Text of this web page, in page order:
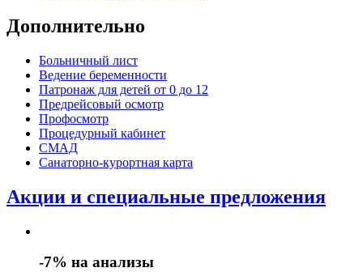
Дополнительно
Больничный лист
Ведение беременности
Патронаж для детей от 0 до 12
Предрейсовый осмотр
Профосмотр
Процедурный кабинет
СМАД
Санаторно-курортная карта
Акции и специальные предложения
-7% на анализы